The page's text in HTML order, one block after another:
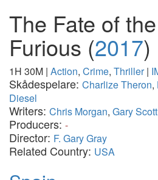
The Fate of the
Furious (2017)
1H 30M | Action, Crime, Thriller|
Skådespelare: Charlize Theron,
Diesel
Writers: Chris Morgan, Gary
Producers: -
Director: F. Gary Gray
Related Country: USA